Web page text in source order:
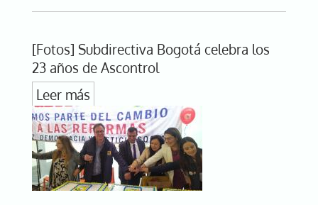
[Fotos] Subdirectiva Bogotá celebra los
23 años de Ascontrol
Leer más